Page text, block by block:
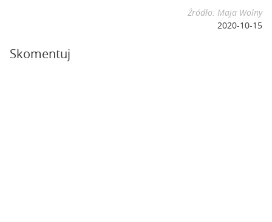
Źródło: Maja Wolny
2020-10-15
Skomentuj